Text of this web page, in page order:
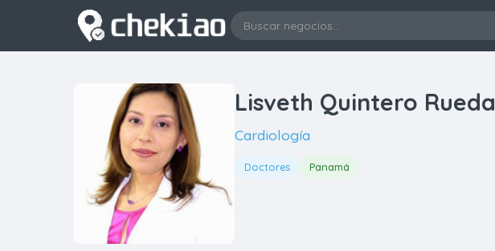
Lisveth Quintero Rueda
Cardiología
Doctores Panamá